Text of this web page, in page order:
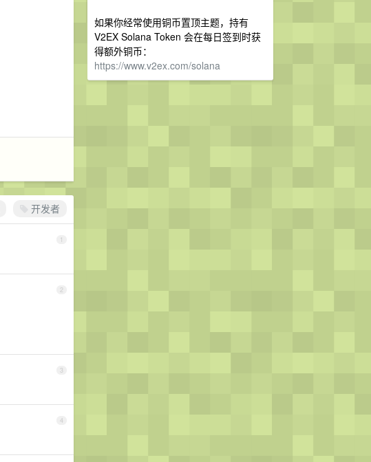
如果你经常使用铜币置顶主题，持有
V2EX Solana Token 会在每日签到时获
得额外铜币：
https://www.v2ex.com/solana
开发者
1
2
3
4